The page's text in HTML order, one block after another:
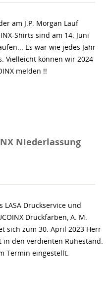
am J.P. Morgan Lauf
Shirts sind am 14. Juni
Es war wie jedes Jahr
Vielleicht können wir 2024
melden !!
Niederlassung
LASA Druckservice und
Druckfarben, A. M.
sich zum 30. April 2023 Herr
den verdienten Ruhestand.
Termin eingestellt.